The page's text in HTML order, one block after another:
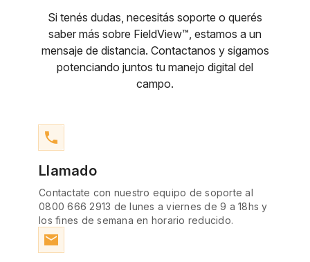
Si tenés dudas, necesitás soporte o querés
saber más sobre FieldView™, estamos a un
mensaje de distancia. Contactanos y sigamos
potenciando juntos tu manejo digital del
campo.
phone
Llamado
Contactate con nuestro equipo de soporte al
0800 666 2913 de lunes a viernes de 9 a 18hs y
los fines de semana en horario reducido.
email